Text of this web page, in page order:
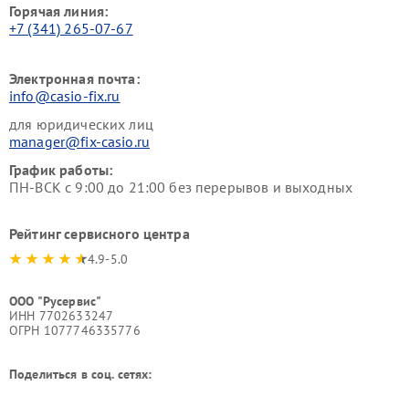
Горячая линия:
+7 (341) 265-07-67
Электронная почта:
info@casio-fix.ru
для юридических лиц
manager@fix-casio.ru
График работы:
ПН-ВСК с 9:00 до 21:00 без перерывов и выходных
Рейтинг сервисного центра
4.9-5.0
ООО "Русервис"
ИНН 7702633247
ОГРН 1077746335776
Поделиться в соц. сетях: